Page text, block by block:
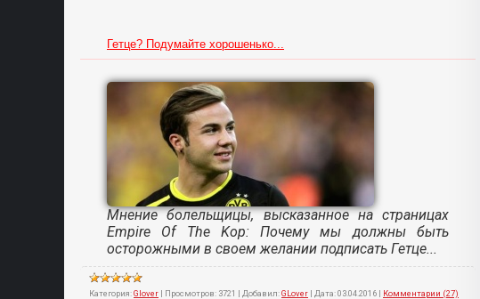
Гетце? Подумайте хорошенько...
Мнение болельщицы, высказанное на страницах
Empire Of The Kop: Почему мы должны быть
осторожными в своем желании подписать Гетце...
Категория:Glover | Просмотров: 3721 | Добавил:GLover | Дата:03.04.2016 | Комментарии (27)